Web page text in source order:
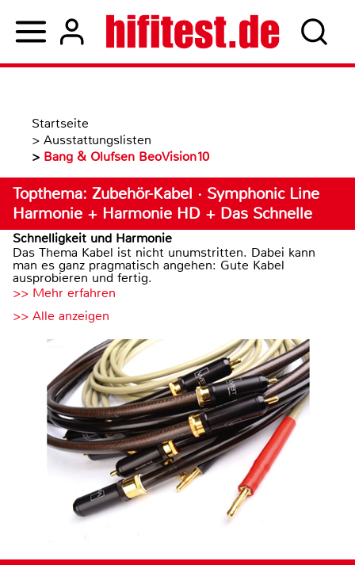
Startseite
> Ausstattungslisten
>
Bang & Olufsen BeoVision10
Topthema: Zubehör-Kabel · Symphonic Line
Harmonie + Harmonie HD + Das Schnelle
Schnelligkeit und Harmonie
Das Thema Kabel ist nicht unumstritten. Dabei kann
man es ganz pragmatisch angehen: Gute Kabel
ausprobieren und fertig.
>> Mehr erfahren
>> Alle anzeigen